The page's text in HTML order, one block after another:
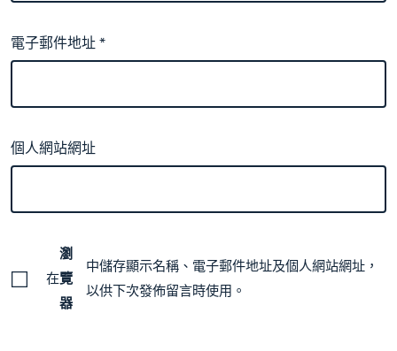
電子郵件地址*
個人網站網址
在
瀏
覽
器
中儲存顯示名稱、電子郵件地址及個人網站網址，
以供下次發佈留言時使用。